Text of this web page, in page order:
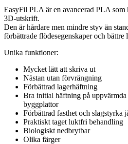
EasyFil PLA är en avancerad PLA som
3D-utskrift.
Den är hårdare men mindre styv än
förbättrade flödesegenskaper och bättre
Unika funktioner:
Mycket lätt att skriva ut
Nästan utan förvrängning
Förbättrad lagerhäftning
Bra initial häftning på
byggplattor
Förbättrad fasthet och slagstyrka
Praktiskt taget luktfri behandling
Biologiskt nedbrytbar
Olika färger